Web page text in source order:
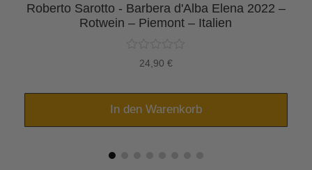
Roberto Sarotto - Barbera d'Alba Elena 2022 –
Rotwein – Piemont – Italien
24,90 €
In den Warenkorb